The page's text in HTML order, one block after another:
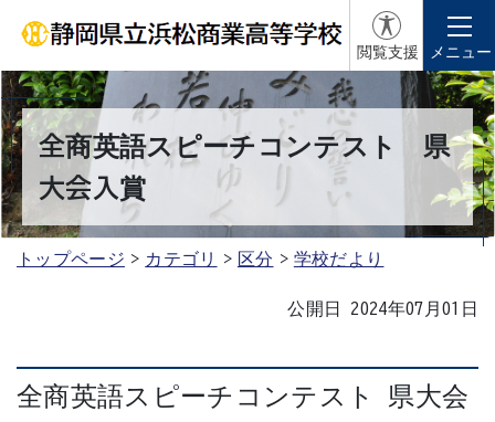
閲覧支援 メニュー
全商英語スピーチコンテスト 県
大会入賞
トップページ カテゴリ 区分 学校だより
公開日 2024年07月01日
全商英語スピーチコンテスト 県大会